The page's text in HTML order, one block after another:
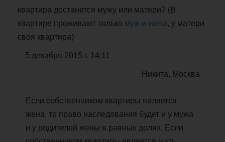
квартира достанется мужу или матери? (В
квартире проживают только муж и жена, у матери
своя квартира)
5 декабря 2015 г. 14:11
Никита, Москва
Если собственником квартиры является
жена, то право наследования будет и у мужа
и у родителей жены в равных долях. Если